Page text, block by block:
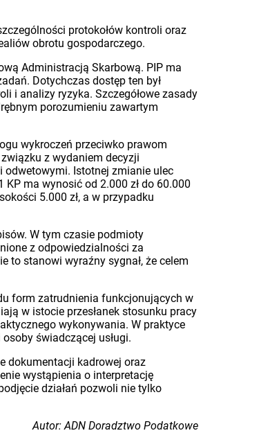
protokołów kontroli oraz
obrotu gospodarczego.
Administracją Skarbową. PIP ma
Dotychczas dostęp ten był
i analizy ryzyka. Szczegółowe zasady
porozumieniu zawartym
wykroczeń przeciwko prawom
z wydaniem decyzji
odwetowymi. Istotnej zmianie ulec
ma wynosić od 2.000 zł do 60.000
5.000 zł, a w przypadku
W tym czasie podmioty
z odpowiedzialności za
to stanowi wyraźny sygnał, że celem
form zatrudnienia funkcjonujących w
w istocie przesłanek stosunku pracy
wykonywania. W praktyce
świadczącej usługi.
dokumentacji kadrowej oraz
wystąpienia o interpretację
działań pozwoli nie tylko
Autor: ADN Doradztwo Podatkowe